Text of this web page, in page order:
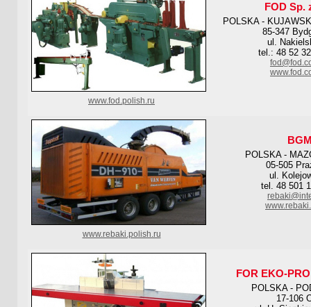
FOD Sp.
POLSKA -
85-347
ul.
tel.: 48 52
www.fod.polish.ru
POLSKA -
05-505
ul.
tel. 48 501
www.rebaki.polish.ru
FOR EKO-
POLSKA -
17-106